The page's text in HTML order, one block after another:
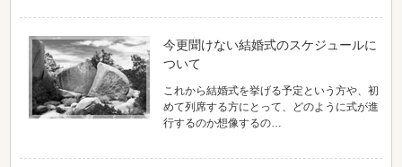
今更聞けない結婚式のスケジュールに
ついて
これから結婚式を挙げる予定という方や、初
めて列席する方にとって、どのように式が進
行するのか想像するの…